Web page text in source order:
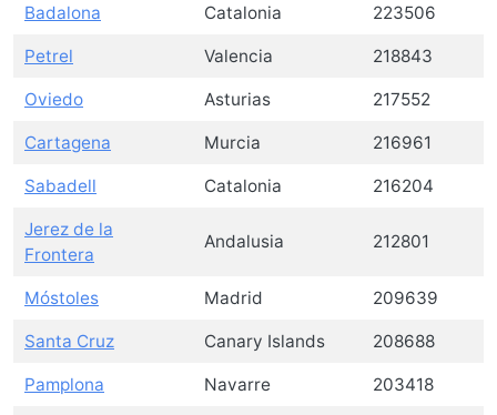
Badalona Catalonia 223506
Petrel Valencia 218843
Oviedo Asturias 217552
Cartagena Murcia 216961
Sabadell Catalonia 216204
Jerez de la
Frontera
Andalusia 212801
Móstoles Madrid 209639
Santa Cruz Canary Islands 208688
Pamplona Navarre 203418